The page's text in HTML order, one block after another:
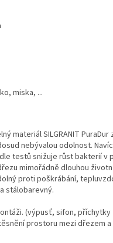
miska, ...
materiál SILGRANIT PuraDur
nebývalou odolnost.
testů snižuje růst bakterií v
mimořádně dlouhou
proti poškrábání,
stálobarevný.
(výpusť, sifon, příchytky
prostoru mezi dřezem